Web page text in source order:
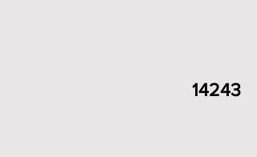
14243